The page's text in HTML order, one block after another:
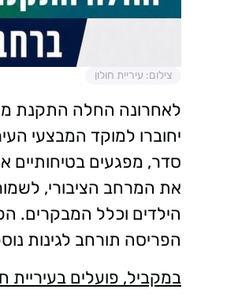
צילום: עיריית חולון
לאחרונה החלה התקנת
יחוברו למוקד המבצעי
סדר, מפגעים בטיחותיים
את המרחב הציבורי,
הילדים וכלל המבקרים.
הפריסה תורחב לגינות
במקביל, פועלים בעיריית